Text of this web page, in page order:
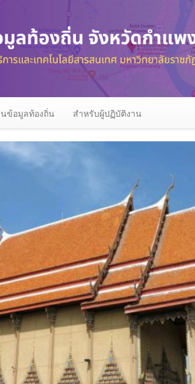
นข้อมูลท้องถิ่น สำหรับผู้ปฏิบัติงาน